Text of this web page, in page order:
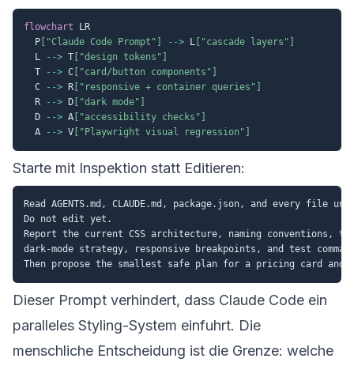
flowchart LR
  P
["Claude Code Prompt"] --> L ["cascade layers"]
  L
--> T ["design tokens"]
  T
--> C ["card/button components"]
  C
--> R ["responsive + container queries"]
  R
--> D ["dark mode"]
  D
--> A ["accessibility checks"]
  A
--> V ["Playwright visual regression"]
Starte mit Inspektion statt Editieren:
Read AGENTS.md, CLAUDE.md, package.json, and every file
Do not edit yet.
Report the current CSS architecture, naming conventions,
dark-mode strategy, responsive breakpoints, and test
Dieser Prompt verhindert, dass Claude Code ein
paralleles Styling-System einfuhrt. Die
menschliche Entscheidung ist die Grenze: welche